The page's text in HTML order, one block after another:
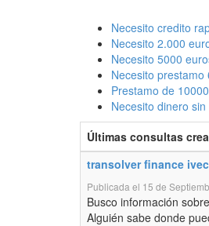
Necesito credito
Necesito 2.000
Necesito 5000
Necesito prestamo
Prestamo de
Necesito dinero
Últimas consultas
transolver finance
Publicada el 15 de
Busco información
Alguién sabe donde